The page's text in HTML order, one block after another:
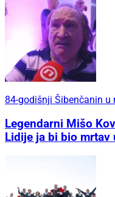
84-godišnji Šibenčanin u
Legendarni Mišo
Lidije ja bi bio